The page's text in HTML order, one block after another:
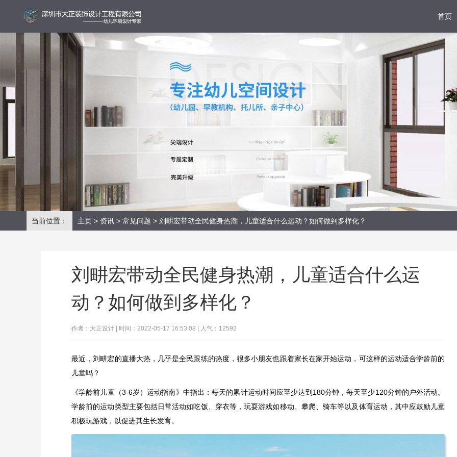
首页
当前位置： 主页 > 资讯 > 常见问题 > 刘畊宏带动全民健身热潮，儿童适合什么运动？如何做到多样化？
刘畊宏带动全民健身热潮，儿童适合什么运
动？如何做到多样化？
作者：大正设计 | 时间：2022-05-17 16:53:08 | 人气：12592
最近，刘畊宏的直播大热，几乎是全民跟练的热度，很多小朋友也跟着家长在家开始运动，可这样的运动适合学龄前的
儿童吗？
《学龄前儿童（3-6岁）运动指南》中指出：每天的累计运动时间应至少达到180分钟，每天至少120分钟的户外活动。
学龄前的运动类型主要包括日常活动如吃饭、穿衣等，玩耍游戏如移动、攀爬、骑车等以及体育运动，其中应鼓励儿童
积极玩游戏，以促进其生长发育。